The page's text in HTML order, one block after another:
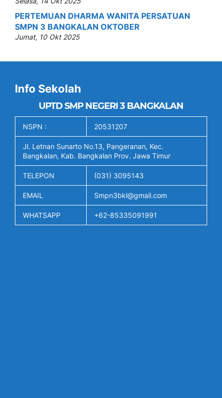
PERTEMUAN DHARMA WANITA PERSATUAN
SMPN 3 BANGKALAN OKTOBER
Jumat, 10 Okt 2025
Info Sekolah
UPTD SMP NEGERI 3 BANGKALAN
NSPN : 20531207
Jl. Letnan Sunarto No.13, Pangeranan, Kec.
Bangkalan, Kab. Bangkalan Prov. Jawa Timur
TELEPON (031) 3095143
EMAIL Smpn3bkl@gmail.com
WHATSAPP +62-85335091991